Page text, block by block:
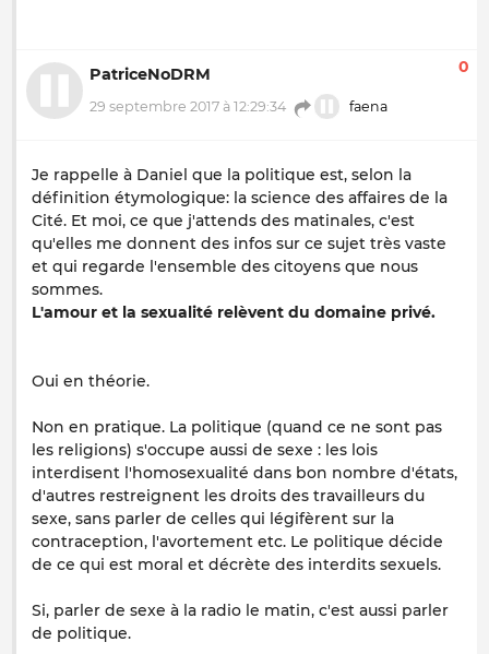
PatriceNoDRM
29 septembre 2017 à 12:29:34 faena
0
Je rappelle à Daniel que la politique est, selon la
définition étymologique: la science des affaires de la
Cité. Et moi, ce que j'attends des matinales, c'est
qu'elles me donnent des infos sur ce sujet très vaste
et qui regarde l'ensemble des citoyens que nous
sommes.
L'amour et la sexualité relèvent du domaine privé.
Oui en théorie.
Non en pratique. La politique (quand ce ne sont pas
les religions) s'occupe aussi de sexe : les lois
interdisent l'homosexualité dans bon nombre d'états,
d'autres restreignent les droits des travailleurs du
sexe, sans parler de celles qui légifèrent sur la
contraception, l'avortement etc. Le politique décide
de ce qui est moral et décrète des interdits sexuels.
Si, parler de sexe à la radio le matin, c'est aussi parler
de politique.